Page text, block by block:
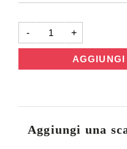
-
Serenità
quantità
+
Aggiungi una